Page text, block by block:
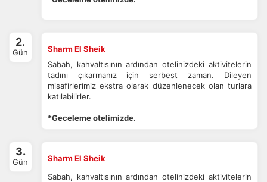
2.
Gün
Sharm El Sheik
Sabah, kahvaltısının ardından otelinizdeki aktivitelerin
tadını çıkarmanız için serbest zaman. Dileyen
misafirlerimiz ekstra olarak düzenlenecek olan turlara
katılabilirler.
*Geceleme otelimizde.
3.
Gün
Sharm El Sheik
Sabah, kahvaltısının ardından otelinizdeki aktivitelerin